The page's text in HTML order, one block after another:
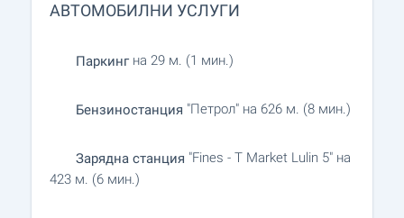
АВТОМОБИЛНИ УСЛУГИ
Паркингна 29 м. (1 мин.)
Бензиностанция "Петрол" на 626 м. (8 мин.)
Зарядна станция "Fines - T Market Lulin 5" на
423 м. (6 мин.)